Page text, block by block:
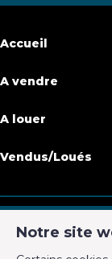
Notre site
Accueil
A vendre
A louer
Vendus/Loués